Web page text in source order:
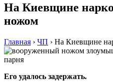
На Киевщине
ножом
Главная › ЧП › На Киевщине
Его удалось задержать.